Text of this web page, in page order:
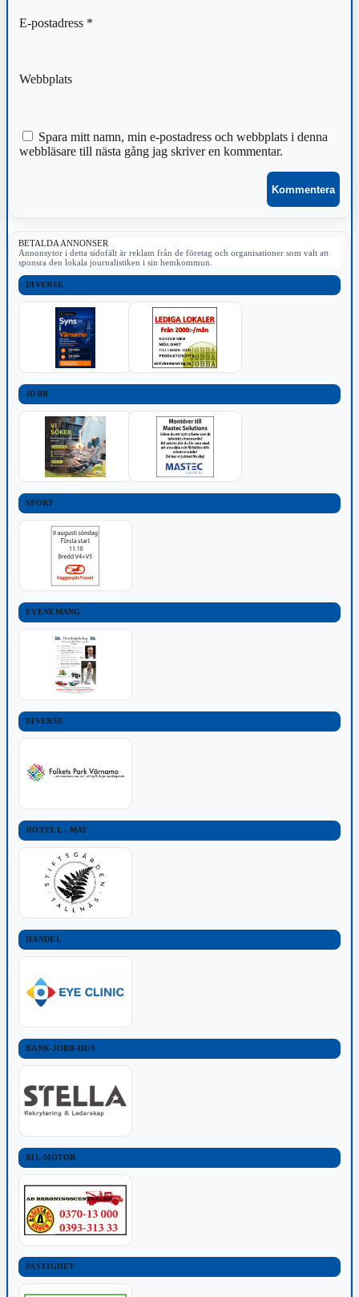
E-postadress *
Webbplats
Spara mitt namn, min e-postadress och webbplats i denna
webbläsare till nästa gång jag skriver en kommentar.
BETALDA ANNONSER
Annonsytor i detta sidofält är reklam från de företag och organisationer som valt att
sponsra den lokala journalistiken i sin hemkommun.
DIVERSE
JOBB
SPORT
EVENEMANG
DIVERSE
HOTELL - MAT
HANDEL
BANK-JOBB-HUS
BIL-MOTOR
FASTIGHET